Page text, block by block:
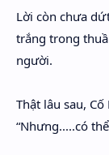
Lời còn chưa
trắng trong
người.
Thật lâu sau,
“Nhưng.....có